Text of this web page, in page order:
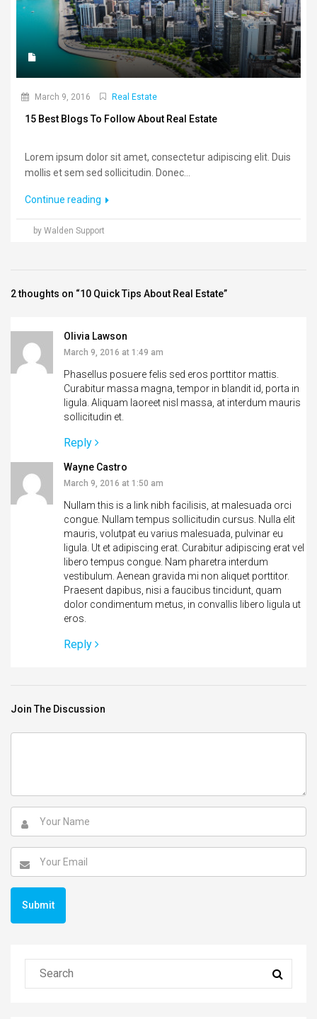
March 9, 2016 Real Estate
15 Best Blogs To Follow About Real Estate
Lorem ipsum dolor sit amet, consectetur adipiscing elit. Duis
mollis et sem sed sollicitudin. Donec...
Continue reading
by Walden Support
2 thoughts on “10 Quick Tips About Real Estate”
Olivia Lawson
March 9, 2016 at 1:49 am
Phasellus posuere felis sed eros porttitor mattis.
Curabitur massa magna, tempor in blandit id, porta in
ligula. Aliquam laoreet nisl massa, at interdum mauris
sollicitudin et.
Reply
Wayne Castro
March 9, 2016 at 1:50 am
Nullam this is a link nibh facilisis, at malesuada orci
congue. Nullam tempus sollicitudin cursus. Nulla elit
mauris, volutpat eu varius malesuada, pulvinar eu
ligula. Ut et adipiscing erat. Curabitur adipiscing erat vel
libero tempus congue. Nam pharetra interdum
vestibulum. Aenean gravida mi non aliquet porttitor.
Praesent dapibus, nisi a faucibus tincidunt, quam
dolor condimentum metus, in convallis libero ligula ut
eros.
Reply
Join The Discussion